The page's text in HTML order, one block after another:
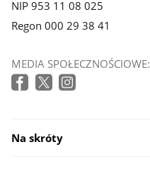
NIP 953 11 08 025
Regon 000 29 38 41
MEDIA SPOŁECZNOŚCIOWE:
Na skróty